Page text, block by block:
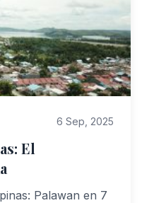
6 Sep, 2025
El
Palawan en 7